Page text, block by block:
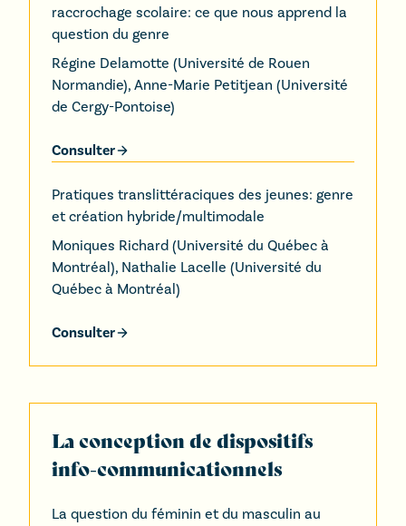
raccrochage scolaire: ce que nous apprend la
question du genre
Régine Delamotte (Université de Rouen
Normandie), Anne-Marie Petitjean (Université
de Cergy-Pontoise)
Consulter
Pratiques translittéraciques des jeunes: genre
et création hybride/multimodale
Moniques Richard (Université du Québec à
Montréal), Nathalie Lacelle (Université du
Québec à Montréal)
Consulter
La conception de dispositifs
info-communicationnels
La question du féminin et du masculin au